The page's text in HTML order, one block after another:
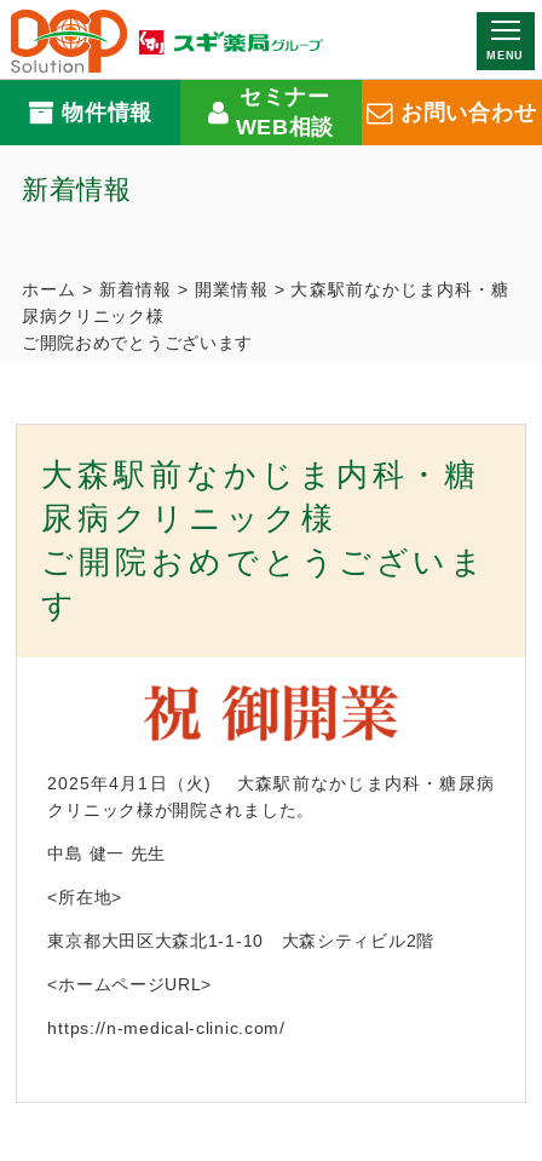
MENU
物件情報
セミナー
WEB相談
お問い合わせ
新着情報
ホーム > 新着情報 > 開業情報 > 大森駅前なかじま内科・糖
尿病クリニック様
ご開院おめでとうございます
大森駅前なかじま内科・糖
尿病クリニック様
ご開院おめでとうございま
す
2025年4月1日（火) 大森駅前なかじま内科・糖尿病
クリニック様が開院されました。
中島 健一 先生
<所在地>
東京都大田区大森北1-1-10 大森シティビル2階
<ホームページURL>
https://n-medical-clinic.com/